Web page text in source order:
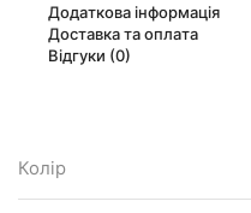
Додаткова інформація
Доставка та оплата
Відгуки (0)
Колір